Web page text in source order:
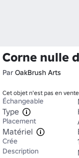
Corne nulle
ParOakBrush Arts
Cet objet n'est pas en
Échangeable
Type
Placement
Matériel
Crée
Description